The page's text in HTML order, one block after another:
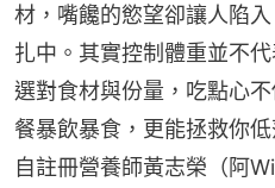
材，嘴饞的慾望卻讓人陷
扎中。其實控制體重並不
選對食材與份量，吃點心
餐暴飲暴食，更能拯救你
自註冊營養師黃志榮（阿